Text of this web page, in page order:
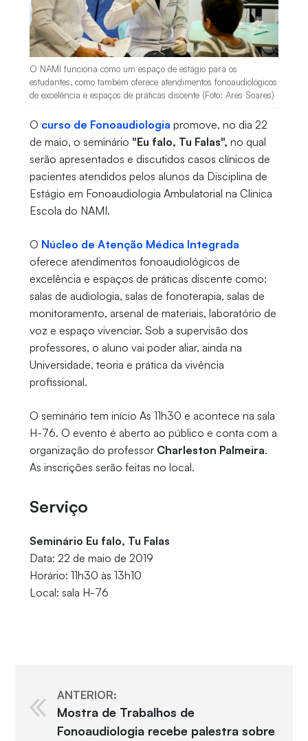
O NAMI funciona como um espaço de estágio para os
estudantes, como também oferece atendimentos fonoaudiológicos
de excelência e espaços de práticas discente (Foto: Ares Soares)
O curso de Fonoaudiologia promove, no dia 22
de maio, o seminário "Eu falo, Tu Falas", no qual
serão apresentados e discutidos casos clínicos de
pacientes atendidos pelos alunos da Disciplina de
Estágio em Fonoaudiologia Ambulatorial na Clinica
Escola do NAMI.
O Núcleo de Atenção Médica Integrada
oferece atendimentos fonoaudiológicos de
excelência e espaços de práticas discente como:
salas de audiologia, salas de fonoterapia, salas de
monitoramento, arsenal de materiais, laboratório de
voz e espaço vivenciar. Sob a supervisão dos
professores, o aluno vai poder aliar, ainda na
Universidade, teoria e prática da vivência
profissional.
O seminário tem início As 11h30 e acontece na sala
H-76. O evento é aberto ao público e conta com a
organização do professor Charleston Palmeira.
As inscrições serão feitas no local.
Serviço
Seminário Eu falo, Tu Falas
Data: 22 de maio de 2019
Horário: 11h30 às 13h10
Local: sala H-76
ANTERIOR:
Mostra de Trabalhos de
Fonoaudiologia recebe palestra sobre